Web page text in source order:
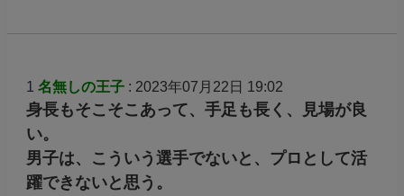
1 名無しの王子: 2023年07月22日 19:02
身長もそこそこあって、手足も長く、見場が良
い。
男子は、こういう選手でないと、プロとして活
躍できないと思う。